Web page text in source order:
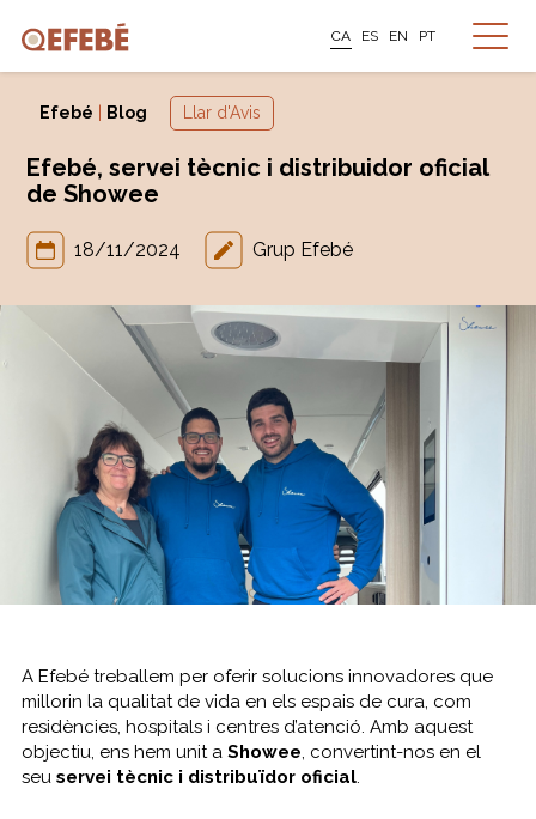
CA ES EN PT
Efebé Blog Llar d'Avis
Efebé, servei tècnic i distribuidor oficial
de Showee
18/11/2024 Grup Efebé
A Efebé treballem per oferir solucions innovadores que
millorin la qualitat de vida en els espais de cura, com
residències, hospitals i centres d’atenció. Amb aquest
objectiu, ens hem unit a Showee, convertint-nos en el
seu servei tècnic i distribuïdor oficial.